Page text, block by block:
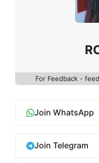
For Feedback -
Join WhatsApp
Join Telegram